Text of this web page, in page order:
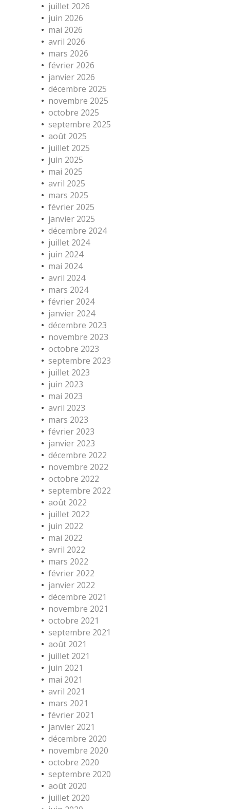
juillet 2026
juin 2026
mai 2026
avril 2026
mars 2026
février 2026
janvier 2026
décembre 2025
novembre 2025
octobre 2025
septembre 2025
août 2025
juillet 2025
juin 2025
mai 2025
avril 2025
mars 2025
février 2025
janvier 2025
décembre 2024
juillet 2024
juin 2024
mai 2024
avril 2024
mars 2024
février 2024
janvier 2024
décembre 2023
novembre 2023
octobre 2023
septembre 2023
juillet 2023
juin 2023
mai 2023
avril 2023
mars 2023
février 2023
janvier 2023
décembre 2022
novembre 2022
octobre 2022
septembre 2022
août 2022
juillet 2022
juin 2022
mai 2022
avril 2022
mars 2022
février 2022
janvier 2022
décembre 2021
novembre 2021
octobre 2021
septembre 2021
août 2021
juillet 2021
juin 2021
mai 2021
avril 2021
mars 2021
février 2021
janvier 2021
décembre 2020
novembre 2020
octobre 2020
septembre 2020
août 2020
juillet 2020